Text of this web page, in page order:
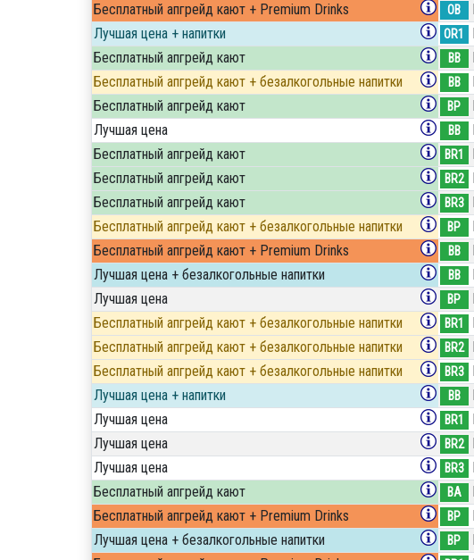
Бесплатный апгрейд кают + Premium Drinks OB
Лучшая цена + напитки OR1
Бесплатный апгрейд кают BB
Бесплатный апгрейд кают + безалкогольные напитки BB
Бесплатный апгрейд кают BP
Лучшая цена BB
Бесплатный апгрейд кают BR1
Бесплатный апгрейд кают BR2
Бесплатный апгрейд кают BR3
Бесплатный апгрейд кают + безалкогольные напитки BP
Бесплатный апгрейд кают + Premium Drinks BB
Лучшая цена + безалкогольные напитки BB
Лучшая цена BP
Бесплатный апгрейд кают + безалкогольные напитки BR1
Бесплатный апгрейд кают + безалкогольные напитки BR2
Бесплатный апгрейд кают + безалкогольные напитки BR3
Лучшая цена + напитки BB
Лучшая цена BR1
Лучшая цена BR2
Лучшая цена BR3
Бесплатный апгрейд кают BA
Бесплатный апгрейд кают + Premium Drinks BP
Лучшая цена + безалкогольные напитки BP